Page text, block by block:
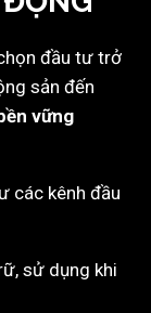
đầu tư trở
sản đến
vững
các kênh đầu
sử dụng khi